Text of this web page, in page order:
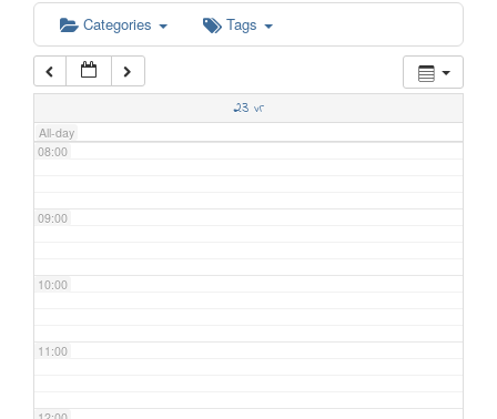
Categories Tags
23 vr
All-day
06:00
07:00
08:00
09:00
10:00
11:00